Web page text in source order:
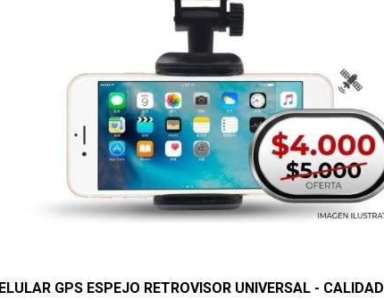
GPS ESPEJO RETROVISOR UNIVERSAL - CALIDAD